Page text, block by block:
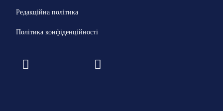
Редакційна політика
Політика конфіденційності